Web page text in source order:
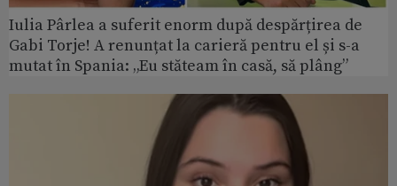
Iulia Pârlea a suferit enorm după despărțirea de
Gabi Torje! A renunțat la carieră pentru el și s-a
mutat în Spania: „Eu stăteam în casă, să plâng”